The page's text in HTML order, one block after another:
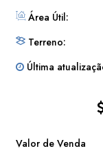
Área Útil:
Terreno:
Última
Valor de Venda